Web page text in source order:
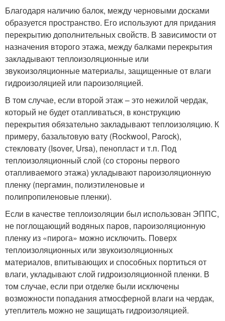
Благодаря наличию балок, между черновыми досками
образуется пространство. Его используют для придания
перекрытию дополнительных свойств. В зависимости от
назначения второго этажа, между балками перекрытия
закладывают теплоизоляционные или
звукоизоляционные материалы, защищенные от влаги
гидроизоляцией или пароизоляцией.
В том случае, если второй этаж – это нежилой чердак,
который не будет отапливаться, в конструкцию
перекрытия обязательно закладывают теплоизоляцию. К
примеру, базальтовую вату (Rockwool, Parock),
стекловату (Isover, Ursa), пенопласт и т.п. Под
теплоизоляционный слой (со стороны первого
отапливаемого этажа) укладывают пароизоляционную
пленку (пергамин, полиэтиленовые и
полипропиленовые пленки).
Если в качестве теплоизоляции был использован ЭППС,
не поглощающий водяных паров, пароизоляционную
пленку из «пирога» можно исключить. Поверх
теплоизоляционных или звукоизоляционных
материалов, впитывающих и способных портиться от
влаги, укладывают слой гидроизоляционной пленки. В
том случае, если при отделке были исключены
возможности попадания атмосферной влаги на чердак,
утеплитель можно не защищать гидроизоляцией.